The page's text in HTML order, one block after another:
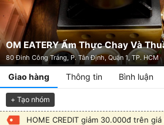
OM EATERY Ẩm Thực Chay Và
80 Đinh Công Tráng, P. Tân Định, Quận 1, TP. HCM
Giao hàng Thông tin Bình luận
+ Tạo nhóm
HOME CREDIT giảm 30.000đ trên giá